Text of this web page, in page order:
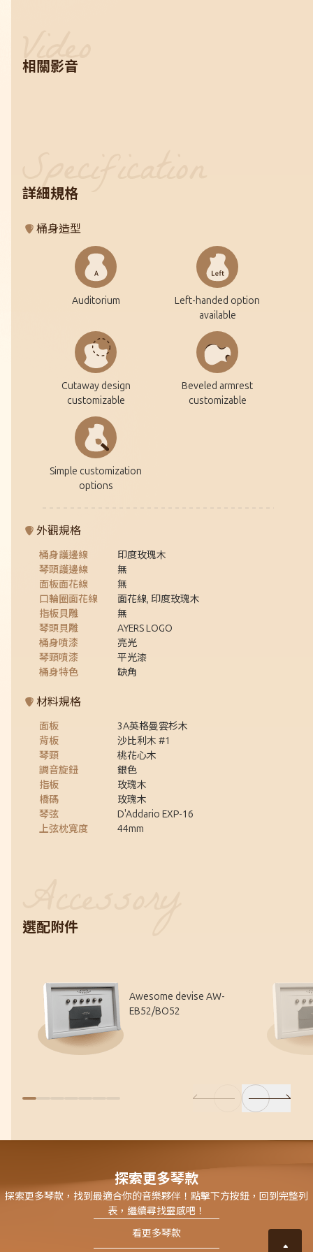
相關影音
詳細規格
桶身造型
Auditorium
Left-handed option
available
Cutaway design
customizable
Beveled armrest
customizable
Simple customization
options
外觀規格
桶身護邊線
印度玫瑰木
琴頭護邊線
無
面板面花線
無
口輪圈面花線
面花線, 印度玫瑰木
指板貝雕
無
琴頭貝雕
AYERS LOGO
桶身噴漆
亮光
琴頸噴漆
平光漆
桶身特色
缺角
材料規格
面板
3A英格曼雲杉木
背板
沙比利木 #1
琴頸
桃花心木
調音旋鈕
銀色
指板
玫瑰木
橋碼
玫瑰木
琴弦
D'Addario EXP-16
上弦枕寬度
44mm
選配附件
Awesome devise AW-
EB52/BO52
探索更多琴款
探索更多琴款，找到最適合你的音樂夥伴！點擊下方按鈕，回到完整列
表，繼續尋找靈感吧！
看更多琴款